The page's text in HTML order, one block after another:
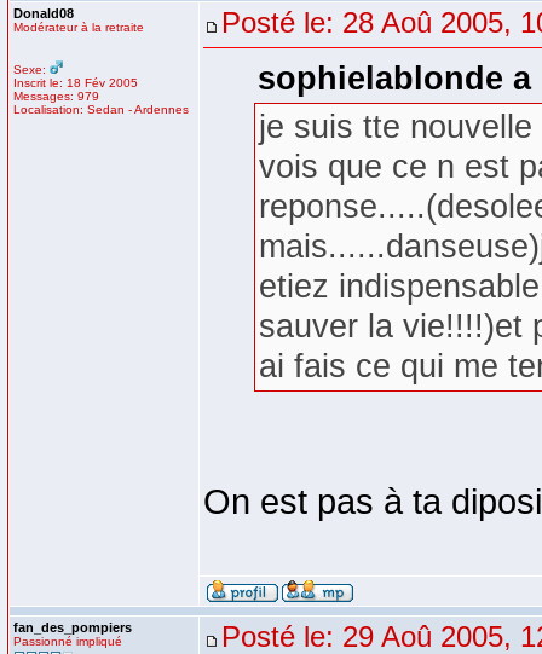
Donald08
Modérateur à la retraite
Sexe:
Inscrit le: 18 Fév 2005
Messages: 979
Localisation: Sedan - Ardennes
Posté le: 28 Aoû 2005,
sophielablonde a
je suis tte
vois que ce n est
etiez
sauver la vie!!!!)et
ai fais ce qui me
On est pas à ta
fan_des_pompiers
Passionné impliqué Posté le: 29 Aoû 2005,